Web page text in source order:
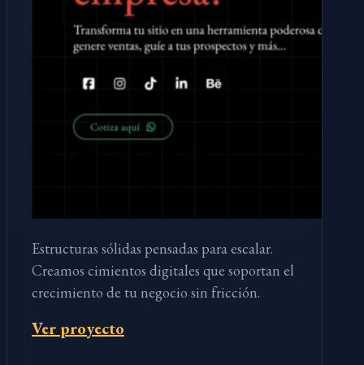
Estructuras sólidas pensadas para escalar.
Creamos cimientos digitales que soportan el
crecimiento de tu negocio sin fricción.
Ver proyecto